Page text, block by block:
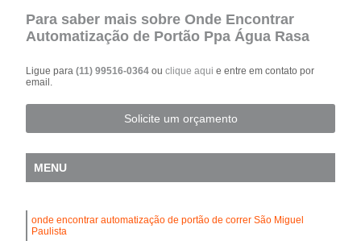
Para saber mais sobre Onde Encontrar
Automatização de Portão Ppa Água Rasa
Ligue para(11) 99516-0364ouclique aqui e entre em contato por
email.
Solicite um orçamento
MENU
onde encontrar automatização de portão de correr São Miguel
Paulista